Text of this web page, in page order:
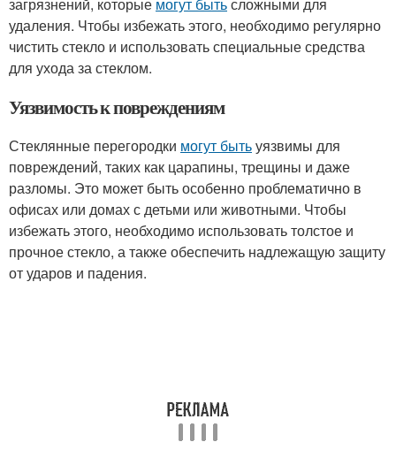
удаления. Чтобы избежать этого, необходимо регулярно
чистить стекло и использовать специальные средства
для ухода за стеклом.
Уязвимость к повреждениям
Стеклянные перегородки могут бытьуязвимы для
повреждений, таких как царапины, трещины и даже
разломы. Это может быть особенно проблематично в
офисах или домах с детьми или животными. Чтобы
избежать этого, необходимо использовать толстое и
прочное стекло, а также обеспечить надлежащую защиту
от ударов и падения.